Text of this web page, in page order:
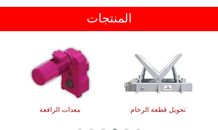
المنتجات
معدات الرافعة تحويل قطعة الرخام